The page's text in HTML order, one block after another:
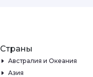
Страны
Австралия и Океания
Азия